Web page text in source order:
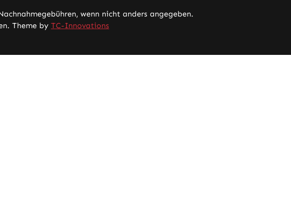
wenn nicht anders angegeben.
Theme by TC-Innovations